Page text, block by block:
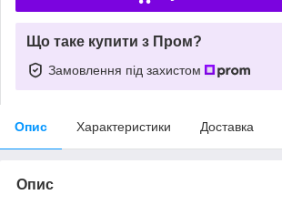
Що таке купити з Пром?
Замовлення під захистом
Опис Характеристики Доставка
Опис